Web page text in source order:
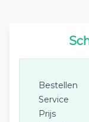
Bestellen
Service
Prijs